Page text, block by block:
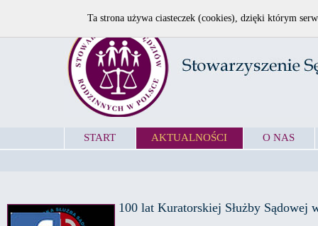
START AKTUALNOŚCI O NAS
100 lat Kuratorskiej Służby Sądowej
Ta strona używa ciasteczek (cookies), dzięki którym